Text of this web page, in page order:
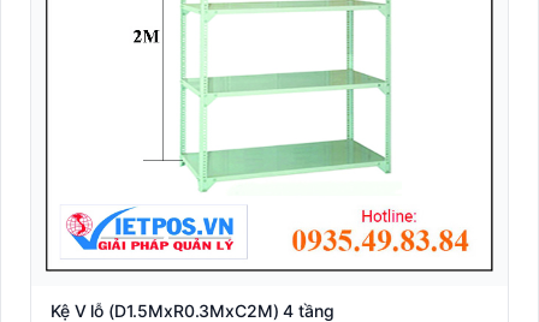
Kệ V lỗ (D1.5MxR0.3MxC2M) 4 tầng